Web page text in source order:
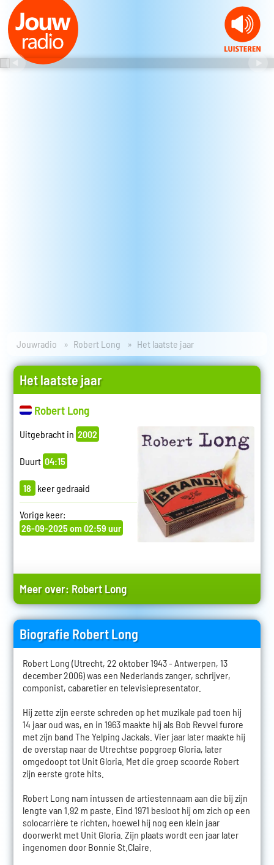
Jouwradio Robert Long Het laatste jaar
Het laatste jaar
Robert Long
Uitgebracht in 2002
Duurt 04:15
18 keer gedraaid
Vorige keer:
26-09-2025 om 02:59 uur
Meer over: Robert Long
Biografie Robert Long
Robert Long (Utrecht, 22 oktober 1943 - Antwerpen, 13
december 2006) was een Nederlands zanger, schrijver,
componist, cabaretier en televisiepresentator.
Hij zette zijn eerste schreden op het muzikale pad toen hij
14 jaar oud was, en in 1963 maakte hij als Bob Revvel furore
met zijn band The Yelping Jackals. Vier jaar later maakte hij
de overstap naar de Utrechtse popgroep Gloria, later
omgedoopt tot Unit Gloria. Met die groep scoorde Robert
zijn eerste grote hits.
Robert Long nam intussen de artiestennaam aan die bij zijn
lengte van 1.92 m paste. Eind 1971 besloot hij om zich op een
solocarrière te richten, hoewel hij nog een klein jaar
doorwerkt met Unit Gloria. Zijn plaats wordt een jaar later
ingenomen door Bonnie St.Claire.